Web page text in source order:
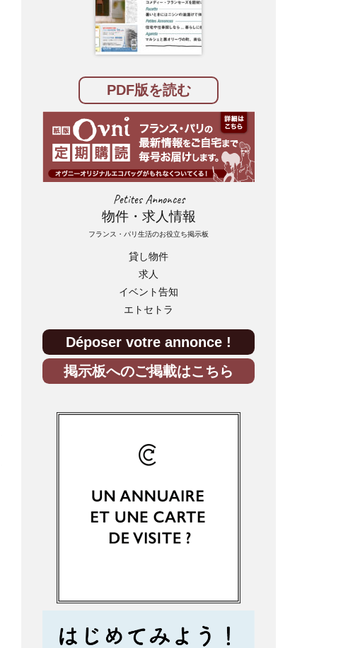
PDF版を読む
Petites Annonces
物件・求人情報
フランス・パリ生活のお役立ち掲示板
貸し物件
求人
イベント告知
エトセトラ
Déposer votre annonce !
掲示板へのご掲載はこちら